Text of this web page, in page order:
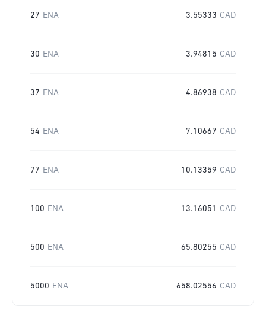
27 ENA 3.55333 CAD
30 ENA 3.94815 CAD
37 ENA 4.86938 CAD
54 ENA 7.10667 CAD
77 ENA 10.13359 CAD
100 ENA 13.16051 CAD
500 ENA 65.80255 CAD
5000 ENA 658.02556 CAD